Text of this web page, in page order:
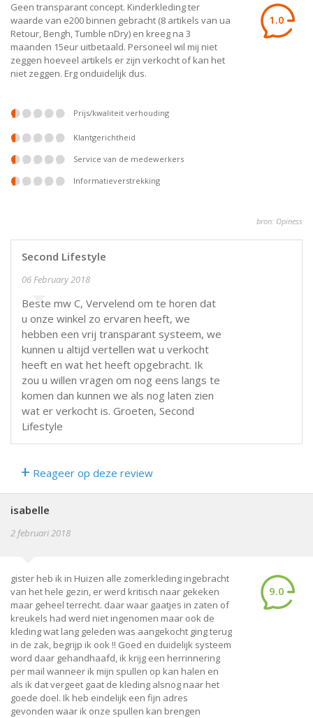
Geen transparant concept. Kinderkleding ter
waarde van e200 binnen gebracht (8 artikels van ua
Retour, Bengh, Tumble nDry) en kreeg na 3
maanden 15eur uitbetaald. Personeel wil mij niet
zeggen hoeveel artikels er zijn verkocht of kan het
niet zeggen. Erg onduidelijk dus.
1.0
prijs/kwaliteit verhouding
klantgerichtheid
service van de medewerkers
informatieverstrekking
bron: Opiness
Second Lifestyle
06 February 2018
Beste mw C, Vervelend om te horen dat
u onze winkel zo ervaren heeft, we
hebben een vrij transparant systeem, we
kunnen u altijd vertellen wat u verkocht
heeft en wat het heeft opgebracht. Ik
zou u willen vragen om nog eens langs te
komen dan kunnen we als nog laten zien
wat er verkocht is. Groeten, Second
Lifestyle
+ Reageer op deze review
isabelle
2 februari 2018
gister heb ik in Huizen alle zomerkleding ingebracht
van het hele gezin, er werd kritisch naar gekeken
maar geheel terrecht. daar waar gaatjes in zaten of
kreukels had werd niet ingenomen maar ook de
kleding wat lang geleden was aangekocht ging terug
in de zak, begrijp ik ook !! Goed en duidelijk systeem
word daar gehandhaafd, ik krijg een herrinnering
per mail wanneer ik mijn spullen op kan halen en
als ik dat vergeet gaat de kleding alsnog naar het
goede doel. Ik heb eindelijk een fijn adres
gevonden waar ik onze spullen kan brengen
9.0